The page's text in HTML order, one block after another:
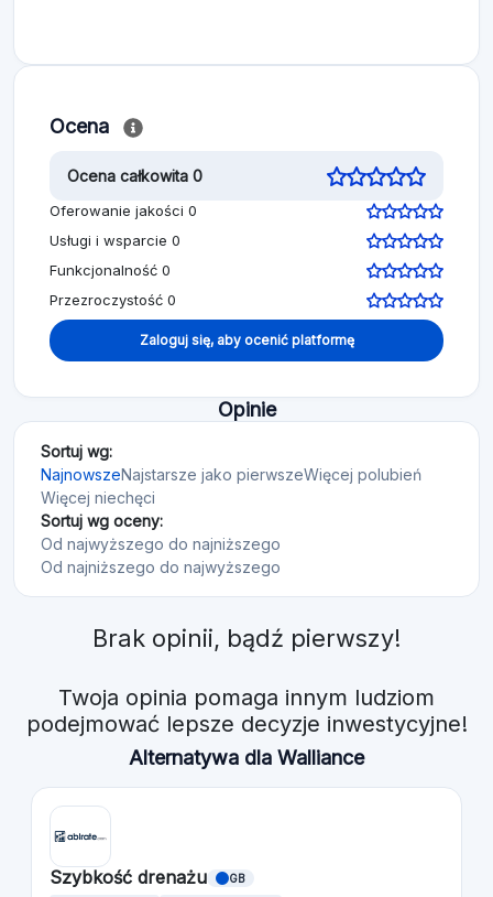
Ocena
Ocena całkowita 0
Oferowanie jakości 0
Usługi i wsparcie 0
Funkcjonalność 0
Przezroczystość 0
Zaloguj się, aby ocenić platformę
Opinie
Sortuj wg:
NajnowszeNajstarsze jako pierwszeWięcej polubień
Więcej niechęci
Sortuj wg oceny:
Od najwyższego do najniższego
Od najniższego do najwyższego
Brak opinii, bądź pierwszy!
Twoja opinia pomaga innym ludziom
podejmować lepsze decyzje inwestycyjne!
Alternatywa dla Walliance
Szybkość drenażu GB